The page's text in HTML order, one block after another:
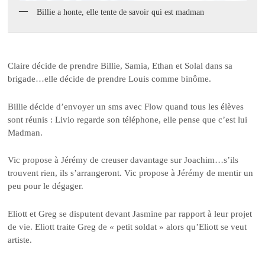
Billie a honte, elle tente de savoir qui est madman
Claire décide de prendre Billie, Samia, Ethan et Solal dans sa
brigade…elle décide de prendre Louis comme binôme.
Billie décide d’envoyer un sms avec Flow quand tous les élèves
sont réunis : Livio regarde son téléphone, elle pense que c’est lui
Madman.
Vic propose à Jérémy de creuser davantage sur Joachim…s’ils
trouvent rien, ils s’arrangeront. Vic propose à Jérémy de mentir un
peu pour le dégager.
Eliott et Greg se disputent devant Jasmine par rapport à leur projet
de vie. Eliott traite Greg de « petit soldat » alors qu’Eliott se veut
artiste.